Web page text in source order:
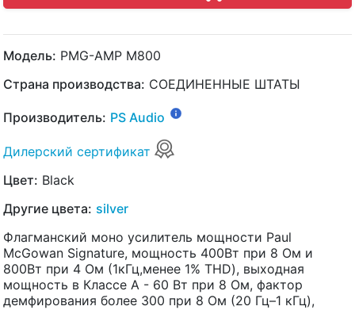
Модель: PMG-AMP M800
Страна производства: СОЕДИНЕННЫЕ ШТАТЫ
Производитель: PS Audio
Дилерский сертификат
Цвет: Black
Другие цвета: silver
Флагманский моно усилитель мощности Paul
McGowan Signature, мощность 400Вт при 8 Ом и
800Вт при 4 Ом (1кГц,менее 1% THD), выходная
мощность в Классе А - 60 Вт при 8 Ом, фактор
демфирования более 300 при 8 Ом (20 Гц–1 кГц),